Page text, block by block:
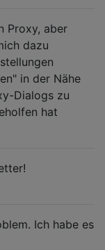
Proxy, aber
dazu
in der Nähe
Dialogs zu
hat
Ich habe es